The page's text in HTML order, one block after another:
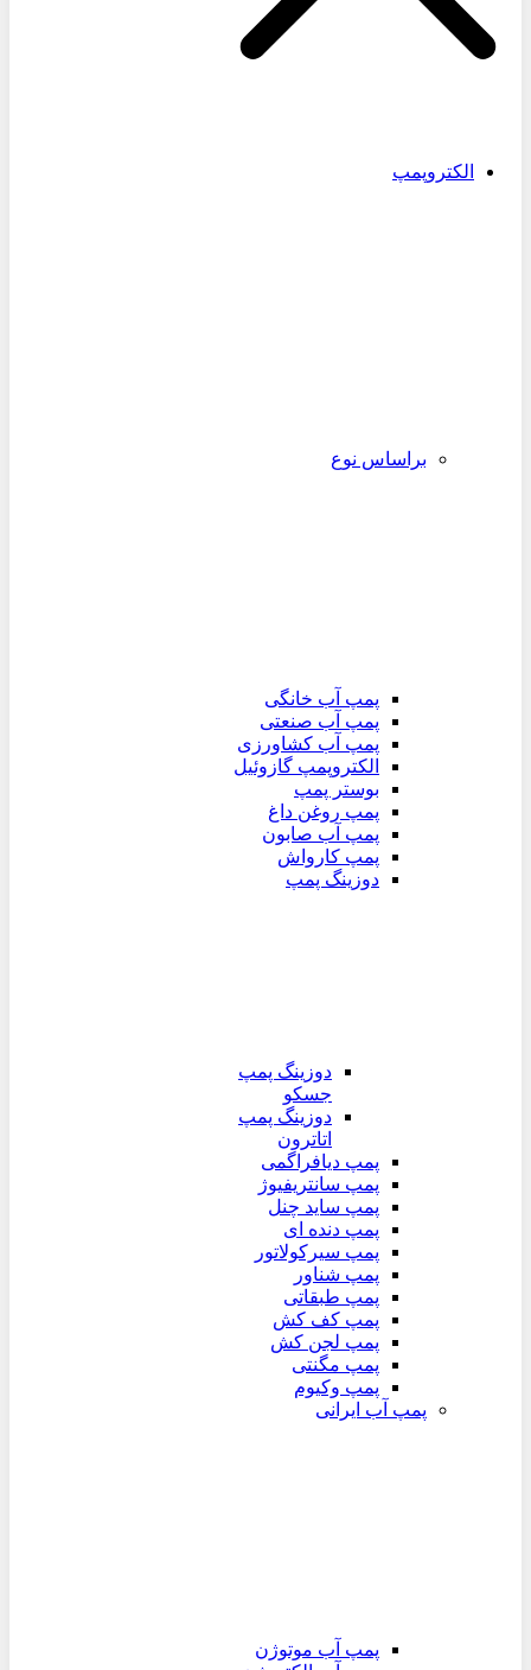
الکتروپمپ
براساس نوع
پمپ آب خانگی
پمپ آب صنعتی
پمپ آب کشاورزی
الکتروپمپ گازوئیل
بوستر پمپ
پمپ روغن داغ
پمپ آب صابون
پمپ کارواش
دوزینگ پمپ
دوزینگ پمپ
جسکو
دوزینگ پمپ
اتاترون
پمپ دیافراگمی
پمپ سانتریفیوژ
پمپ ساید چنل
پمپ دنده ای
پمپ سیرکولاتور
پمپ شناور
پمپ طبقاتی
پمپ کف کش
پمپ لجن کش
پمپ مگنتی
پمپ وکیوم
پمپ آب ایرانی
پمپ آب موتوژن